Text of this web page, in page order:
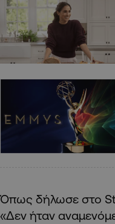
Όπως δήλωσε στο
«Δεν ήταν